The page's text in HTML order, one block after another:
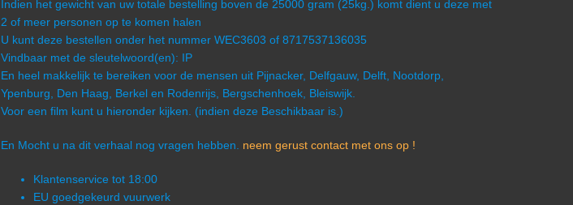
Indien het gewicht van uw totale bestelling boven de 25000 gram (25kg.) komt dient u deze met
2 of meer personen op te komen halen
U kunt deze bestellen onder het nummer WEC3603 of 8717537136035
Vindbaar met de sleutelwoord(en): IP
En heel makkelijk te bereiken voor de mensen uit Pijnacker, Delfgauw, Delft, Nootdorp,
Ypenburg, Den Haag, Berkel en Rodenrijs, Bergschenhoek, Bleiswijk.
Voor een film kunt u hieronder kijken. (indien deze Beschikbaar is.)
En Mocht u na dit verhaal nog vragen hebben. neem gerust contact met ons op !
Klantenservice tot 18:00
EU goedgekeurd vuurwerk